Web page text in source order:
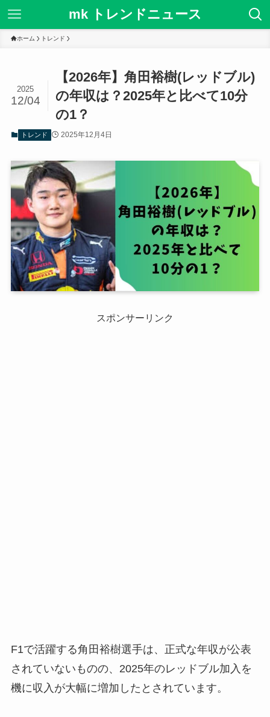
mk トレンドニュース
ホーム トレンド
【2026年】角田裕樹(レッドブル)
の年収は？2025年と比べて10分
の1？
2025
12/04
トレンド 2025年12月4日
スポンサーリンク
F1で活躍する角田裕樹選手は、正式な年収が公表
されていないものの、2025年のレッドブル加入を
機に収入が大幅に増加したとされています。